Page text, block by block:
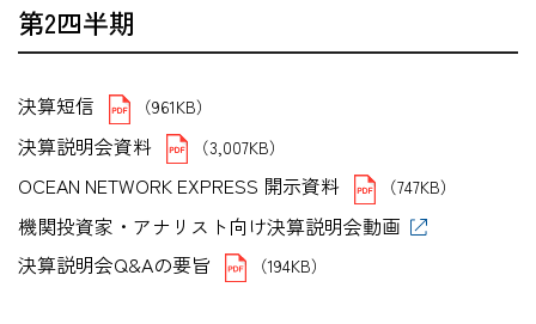
第2四半期
決算短信 （961KB）
決算説明会資料 （3,007KB）
OCEAN NETWORK EXPRESS 開示資料 （747KB）
機関投資家・アナリスト向け決算説明会動画
決算説明会Q&Aの要旨
（194KB）